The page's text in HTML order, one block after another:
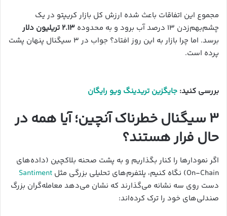
مجموع این اتفاقات باعث شده ارزش کل بازار کریپتو در یک
چشم‌بهم‌زدن ۱۳ درصد آب برود و به محدوده
۲.۱۳ تریلیون دلار
برسد. اما چرا بازار به این روز افتاد؟ جواب در ۳ سیگنال پنهان پشت
پرده است.
بررسی کنید:‌ جایگزین تریدینگ ویو رایگان
۳ سیگنال خطرناک آنچین؛ آیا همه در
حال فرار هستند؟
اگر نمودارها را کنار بگذاریم و به پشت صحنه بلاکچین (داده‌های
On-Chain) نگاه کنیم، پلتفرم‌های تحلیلی بزرگی مثل
Santiment
دست روی سه نشانه می‌گذارند که نشان می‌دهد معامله‌گران بزرگ
صندلی‌های خود را ترک کرده‌اند: